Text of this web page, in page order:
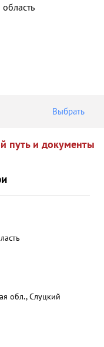
Выбрать
путь и документы
обл., Слуцкий